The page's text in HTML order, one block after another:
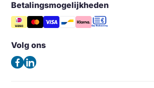
Veelgestelde vragen – FAQ
Algemene voorwaarden
Privacybeleid
Mijn verlanglijst
Vergelijk producten
Steunen
Verlichting
Ergonomische bureaustoelen
Easy Ergonomics (Office Shapers B.V.)
Noord Brabantlaan 303
Nederland
(Geen bezoekadres)
Betalingsmogelijkheden
Volg ons